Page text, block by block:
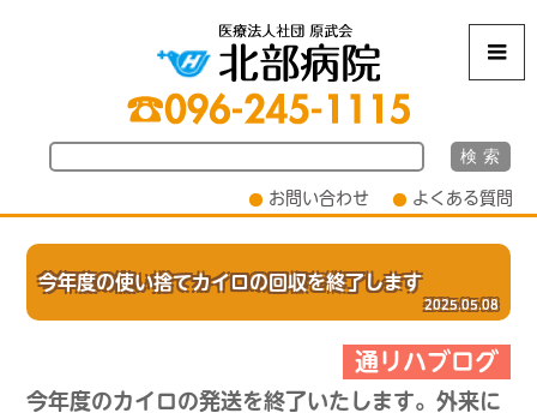
よくある質問
お問い合わせ
今年度の使い捨てカイロの回収を終了します
2025.05.08
通リハブログ
今年度のカイロの発送を終了いたします。外来に